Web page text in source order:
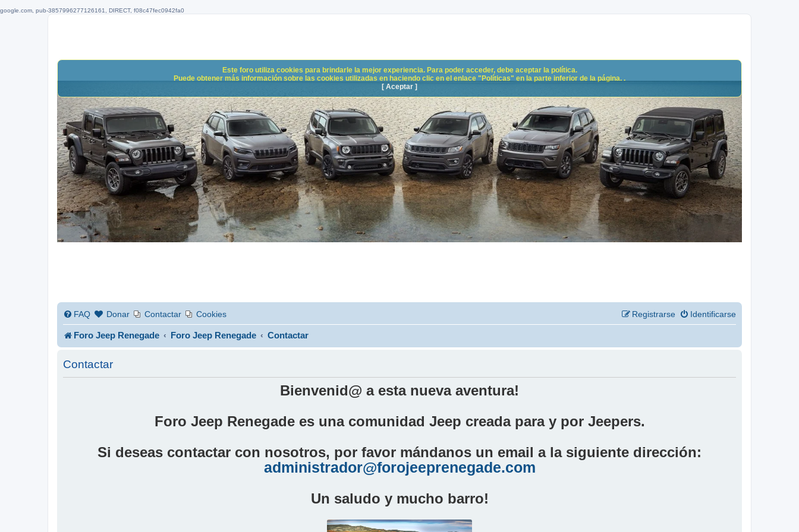
google.com, pub-3857996277126161, DIRECT, f08c47fec0942fa0
FAQ Donar Contactar Cookies Identificarse
Registrarse
Foro Jeep Renegade Foro Jeep Renegade Contactar
Contactar
Bienvenid@ a esta nueva aventura!
Foro Jeep Renegade es una comunidad Jeep creada para y por Jeepers.
Si deseas contactar con nosotros, por favor mándanos un email a la siguiente dirección:
administrador@forojeeprenegade.com
Un saludo y mucho barro!
Este foro utiliza cookies para brindarle la mejor experiencia. Para poder acceder, debe aceptar la política.
Puede obtener más información sobre las cookies utilizadas en haciendo clic en el enlace "Políticas" en la parte inferior de la página. .
[ Aceptar ]